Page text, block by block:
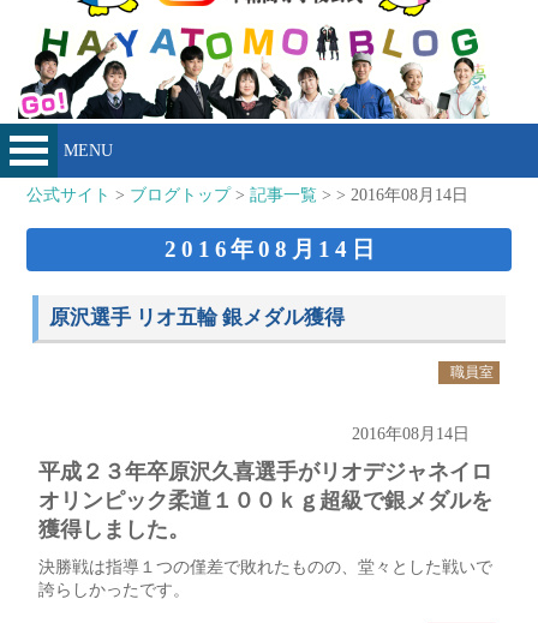
MENU
公式サイト > ブログトップ>記事一覧 > > 2016年08月14日
2016年08月14日
原沢選手 リオ五輪 銀メダル獲得
職員室
2016年08月14日
平成２３年卒原沢久喜選手がリオデジャネイロ
オリンピック柔道１００ｋｇ超級で銀メダルを
獲得しました。
決勝戦は指導１つの僅差で敗れたものの、堂々とした戦いで
誇らしかったです。